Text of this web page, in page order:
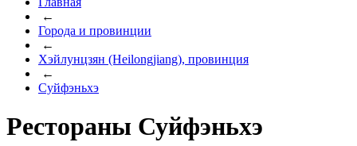
←
Города и провинции
←
Хэйлунцзян (Heilongjiang), провинция
←
Суйфэньхэ
Рестораны Суйфэньхэ